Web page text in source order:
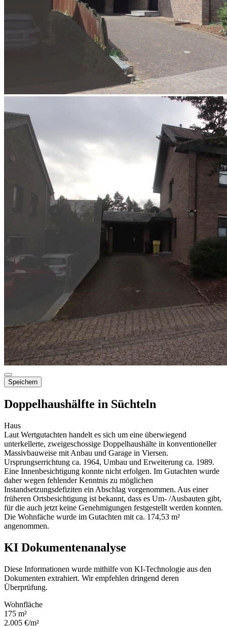
Speichern
Doppelhaushälfte in Süchteln
Haus
Laut Wertgutachten handelt es sich um eine überwiegend
unterkellerte, zweigeschossige Doppelhaushälte in konventioneller
Massivbauweise mit Anbau und Garage in Viersen.
Ursprungserrichtung ca. 1964, Umbau und Erweiterung ca. 1989.
Eine Innenbesichtigung konnte nicht erfolgen. Im Gutachten wurde
daher wegen fehlender Kenntnis zu möglichen
Instandsetzungsdefiziten ein Abschlag vorgenommen. Aus einer
früheren Ortsbesichtigung ist bekannt, dass es Um- /Ausbauten gibt,
für die auch jetzt keine Genehmigungen festgestellt werden konnten.
Die Wohnfäche wurde im Gutachten mit ca. 174,53 m²
angenommen.
KI Dokumentenanalyse
Diese Informationen wurde mithilfe von KI-Technologie aus den
Dokumenten extrahiert. Wir empfehlen dringend deren
Überprüfung.
Wohnfläche
175 m²
2.005 €/m²